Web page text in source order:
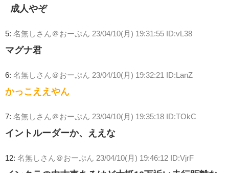
成人やぞ
5: 名無しさん＠おーぷん 23/04/10(月) 19:31:55 ID:vL38
マグナ君
6: 名無しさん＠おーぷん 23/04/10(月) 19:32:21 ID:LanZ
かっこええやん
7: 名無しさん＠おーぷん 23/04/10(月) 19:35:18 ID:TOkC
イントルーダーか、ええな
12: 名無しさん＠おーぷん 23/04/10(月) 19:46:12 ID:VjrF